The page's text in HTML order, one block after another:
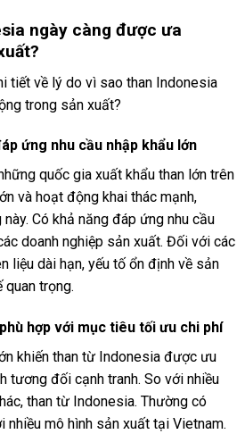
ngày càng được ưa
tiết về lý do vì sao than Indonesia
trong sản xuất?
ứng nhu cầu nhập khẩu lớn
quốc gia xuất khẩu than lớn trên
và hoạt động khai thác mạnh,
Có khả năng đáp ứng nhu cầu
doanh nghiệp sản xuất. Đối với các
liệu dài hạn, yếu tố ổn định về sản
quan trọng.
hợp với mục tiêu tối ưu chi phí
khiến than từ Indonesia được ưu
tương đối cạnh tranh. So với nhiều
than từ Indonesia. Thường có
nhiều mô hình sản xuất tại Vietnam.